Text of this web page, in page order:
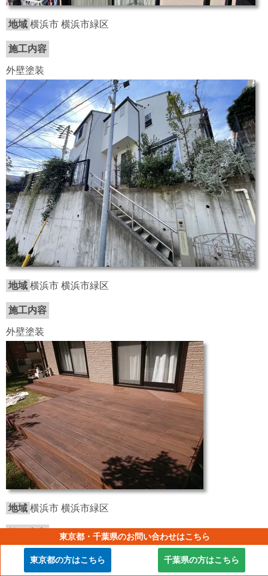
地域 横浜市 横浜市緑区
施工内容
外壁塗装
地域 横浜市 横浜市緑区
施工内容
外壁塗装
地域 横浜市 横浜市緑区
その他塗装
東京都・千葉県のお問い合わせはこちら
東京都の方はこちら 千葉県の方はこちら